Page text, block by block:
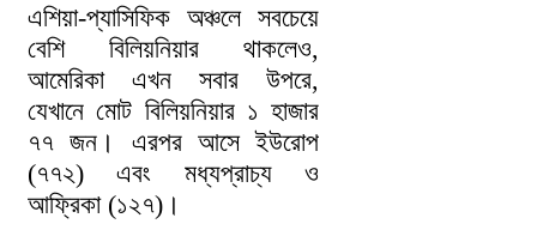
এশিয়া-প্যাসিফিক অঞ্চলে সবচেয়ে
বেশি বিলিয়নিয়ার থাকলেও,
আমেরিকা এখন সবার উপরে,
যেখানে মোট বিলিয়নিয়ার ১ হাজার
৭৭ জন। এরপর আসে ইউরোপ
(৭৭২) এবং মধ্যপ্রাচ্য ও
আফ্রিকা (১২৭)।